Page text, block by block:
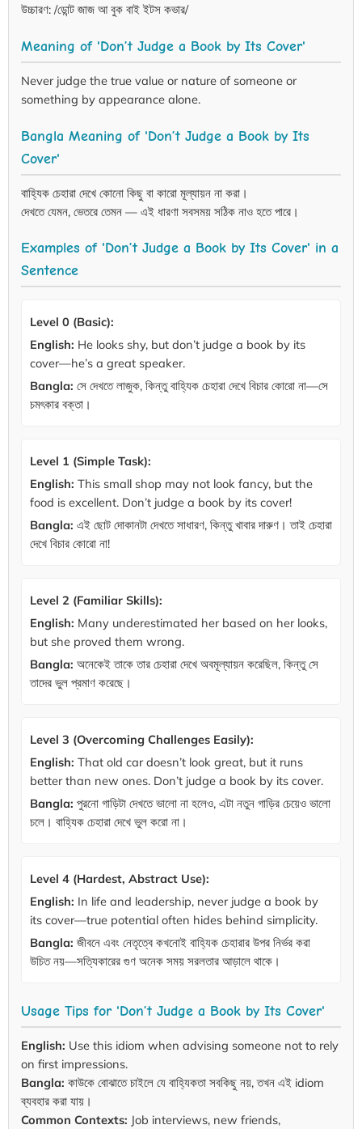
উচ্চারণ: /ডোন্ট জাজ আ বুক বাই ইটস কভার/
Meaning of 'Don’t Judge a Book by Its Cover'
Never judge the true value or nature of someone or
something by appearance alone.
Bangla Meaning of 'Don’t Judge a Book by Its
Cover'
বাহ্যিক চেহারা দেখে কোনো কিছু বা কারো মূল্যায়ন না করা।
দেখতে যেমন, ভেতরে তেমন — এই ধারণা সবসময় সঠিক নাও হতে পারে।
Examples of 'Don’t Judge a Book by Its Cover' in a
Sentence
Level 0 (Basic):
English: He looks shy, but don’t judge a book by its
cover—he’s a great speaker.
Bangla: সে দেখতে লাজুক, কিন্তু বাহ্যিক চেহারা দেখে বিচার কোরো না—সে
চমৎকার বক্তা।
Level 1 (Simple Task):
English: This small shop may not look fancy, but the
food is excellent. Don’t judge a book by its cover!
Bangla: এই ছোট দোকানটা দেখতে সাধারণ, কিন্তু খাবার দারুণ। তাই চেহারা
দেখে বিচার কোরো না!
Level 2 (Familiar Skills):
English: Many underestimated her based on her looks,
but she proved them wrong.
Bangla: অনেকেই তাকে তার চেহারা দেখে অবমূল্যায়ন করেছিল, কিন্তু সে
তাদের ভুল প্রমাণ করেছে।
Level 3 (Overcoming Challenges Easily):
English: That old car doesn’t look great, but it runs
better than new ones. Don’t judge a book by its cover.
Bangla: পুরনো গাড়িটা দেখতে ভালো না হলেও, এটা নতুন গাড়ির চেয়েও ভালো
চলে। বাহ্যিক চেহারা দেখে ভুল করো না।
Level 4 (Hardest, Abstract Use):
English: In life and leadership, never judge a book by
its cover—true potential often hides behind simplicity.
Bangla: জীবনে এবং নেতৃত্বে কখনোই বাহ্যিক চেহারার উপর নির্ভর করা
উচিত নয়—সত্যিকারের গুণ অনেক সময় সরলতার আড়ালে থাকে।
Usage Tips for 'Don’t Judge a Book by Its Cover'
English: Use this idiom when advising someone not to rely
on first impressions.
Bangla: কাউকে বোঝাতে চাইলে যে বাহ্যিকতা সবকিছু নয়, তখন এই idiom
ব্যবহার করা যায়।
Common Contexts: Job interviews, new friends,